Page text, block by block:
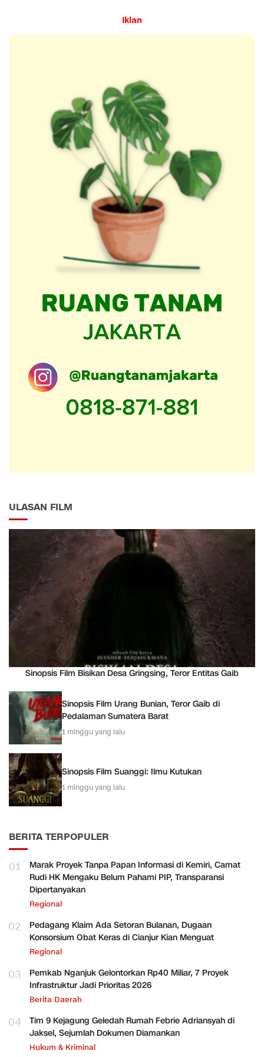
Iklan
ULASAN FILM
Sinopsis Film Bisikan Desa Gringsing, Teror Entitas Gaib
Sinopsis Film Urang Bunian, Teror Gaib di
Pedalaman Sumatera Barat
1 minggu yang lalu
Sinopsis Film Suanggi: Ilmu Kutukan
1 minggu yang lalu
BERITA TERPOPULER
01
Marak Proyek Tanpa Papan Informasi di Kemiri, Camat
Rudi HK Mengaku Belum Pahami PIP, Transparansi
Dipertanyakan
Regional
02
Pedagang Klaim Ada Setoran Bulanan, Dugaan
Konsorsium Obat Keras di Cianjur Kian Menguat
Regional
03
Pemkab Nganjuk Gelontorkan Rp40 Miliar, 7 Proyek
Infrastruktur Jadi Prioritas 2026
Berita Daerah
04
Tim 9 Kejagung Geledah Rumah Febrie Adriansyah di
Jaksel, Sejumlah Dokumen Diamankan
Hukum & Kriminal